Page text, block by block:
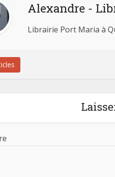
Alexandre -
Librairie Port Maria à